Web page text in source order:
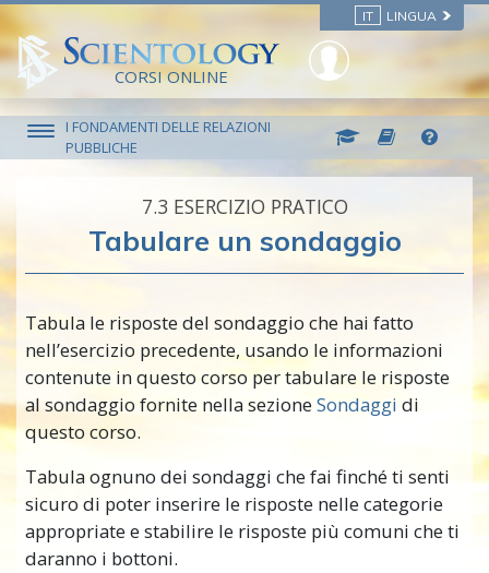
IT LINGUA
CORSI ONLINE
I FONDAMENTI DELLE RELAZIONI
PUBBLICHE
7.‎3 ESERCIZIO PRATICO
Tabulare un sondaggio
Tabula le risposte del sondaggio che hai fatto
nell’esercizio precedente, usando le informazioni
contenute in questo corso per tabulare le risposte
al sondaggio fornite nella sezioneSondaggi di
questo corso.
Tabula ognuno dei sondaggi che fai finché ti senti
sicuro di poter inserire le risposte nelle categorie
appropriate e stabilire le risposte più comuni che ti
daranno i bottoni.